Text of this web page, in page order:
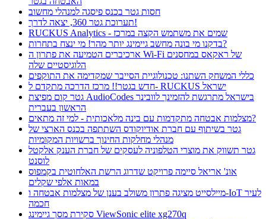
חסות גטר בכנס פיסגה למנהלי מחשוב
תערוכת גטר 360, יצאה לדרך!
RUCKUS Analytics - שמים את משתמש הקצה במרכז
בדקנו מי בונה מחשב גיימינג יותר מהר! מי ינצח בתחרות?
ארכיברים הטמיעה את פתרון ה Wi-Fi של ראקאס במחסנים
הלוגיסטיים שלה
כללי המשחק השתנו: טכנולוגיית הסייבר שמקדימה את התוקפים
חדש בגטר!! מרכז הדרכה מתקדם ל- RUCKUS ישראל
גטר קום מפיצת AudioCodes בישראל מתרגשת להזמינך לוובינר
הראשון בעברית
מצלמות אבטחה מתקדמות עם בינה מלאכותית - למי זה מתאים?
גטר בשיתוף עם חברת אודיוקודס השתתפה בכנס הארצי של
מנהלי מחלקות החינוך ברשויות המקומיות
גטר תשווק את מוצרי הטלפוניה לעסקים של חברת הענק אלקטל
לוסנט
אונ' אריאל סיימה פרויקט שדרוג הרשת האלחוטית בקמפוס
במאות אלפי שקלים
מיילסייט מציגה פתרון משולב בענן של מצלמות אבטחה ו-IoT לעיר
חכמה
סקירת מסך גיימינג ViewSonic elite xg270q